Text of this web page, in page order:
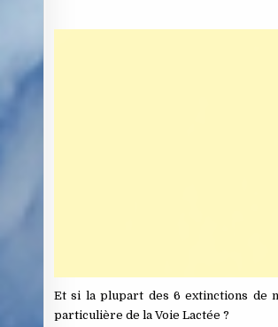
Et si la plupart des 6 extinctions de
particulière de la Voie Lactée ?